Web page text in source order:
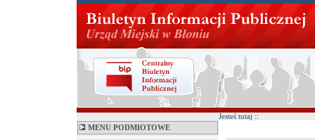
MENU PODMIOTOWE
Jesteś tutaj ::